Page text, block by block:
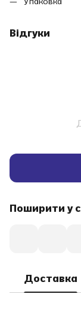
Відгуки
Поширити у
Доставка